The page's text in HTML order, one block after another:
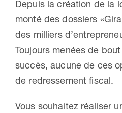
Depuis la création de la
monté des dossiers
des milliers
Toujours menées de
succès, aucune de ces
de redressement fiscal.
Vous souhaitez réaliser